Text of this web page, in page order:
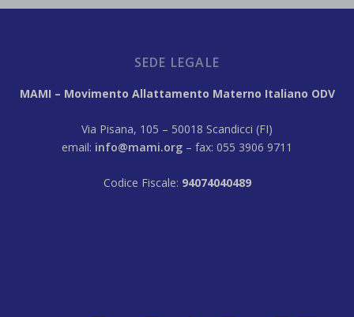
SEDE LEGALE
MAMI – Movimento Allattamento Materno Italiano ODV
Via Pisana, 105 – 50018 Scandicci (FI)
email: info@mami.org – fax: 055 3906 9711
Codice Fiscale: 94074040489